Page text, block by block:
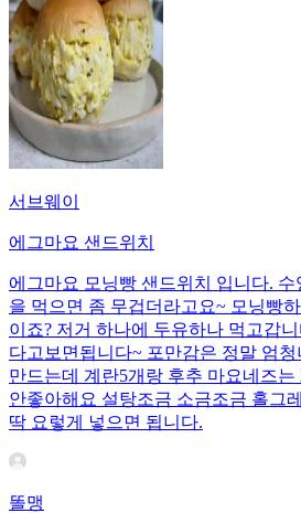
서브웨이
에그마요 샌드위치
에그마요 모닝빵 샌드위치 입니다.
을 먹으면 좀 무겁더라고요~ 모닝빵
이죠? 저거 하나에 두유하나 먹고갑
다고보면됩니다~ 포만감은 정말 엄
만드는데 계란5개랑 후추 마요네즈는
안좋아해요 설탕조금 소금조금 홀그
딱 요렇게 넣으면 됩니다.
똘맹